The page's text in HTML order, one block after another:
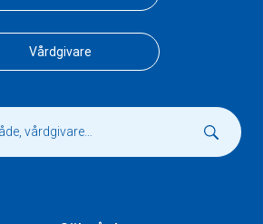
Vårdgivare